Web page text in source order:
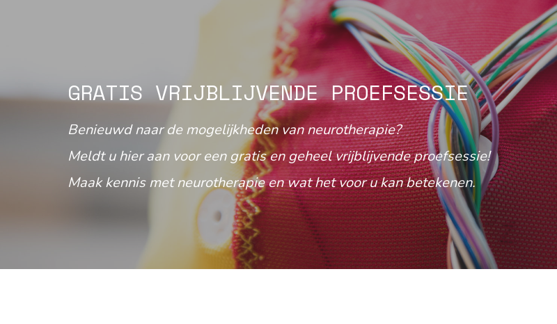
GRATIS VRIJBLIJVENDE PROEFSESSIE
Benieuwd naar de mogelijkheden van neurotherapie?
Meldt u hier aan voor een gratis en geheel vrijblijvende proefsessie!
Maak kennis met neurotherapie en wat het voor u kan betekenen.